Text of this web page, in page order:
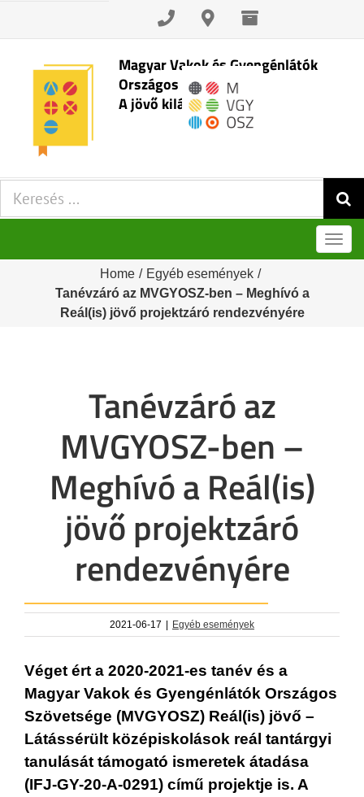
Skip
content
Magyar Vakok és Gyengénlátók
Országos Szövetsége
A jövő kilátásai
Keresés:
Home / Egyéb események /
Tanévzáró az MVGYOSZ-ben – Meghívó a
Reál(is) jövő projektzáró rendezvényére
Tanévzáró az
MVGYOSZ-ben –
Meghívó a Reál(is)
jövő projektzáró
rendezvényére
2021-06-17 | Egyéb események
Véget ért a 2020-2021-es tanév és a
Magyar Vakok és Gyengénlátók Országos
Szövetsége (MVGYOSZ) Reál(is) jövő –
Látássérült középiskolások reál tantárgyi
tanulását támogató ismeretek átadása
(IFJ-GY-20-A-0291) című projektje is. A